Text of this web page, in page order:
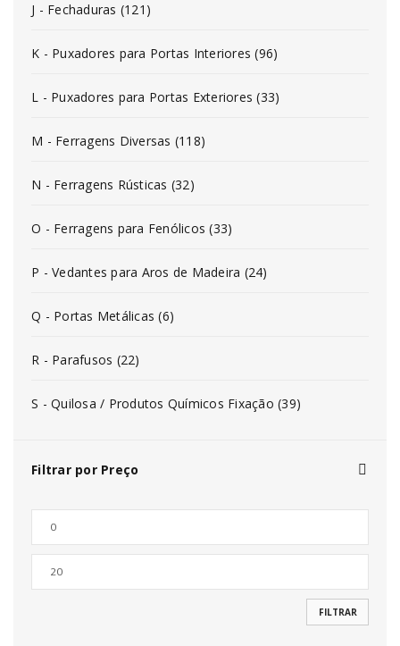
J - Fechaduras (121)
K - Puxadores para Portas Interiores (96)
L - Puxadores para Portas Exteriores (33)
M - Ferragens Diversas (118)
N - Ferragens Rústicas (32)
O - Ferragens para Fenólicos (33)
P - Vedantes para Aros de Madeira (24)
Q - Portas Metálicas (6)
R - Parafusos (22)
S - Quilosa / Produtos Químicos Fixação (39)
Filtrar por Preço
FILTRAR